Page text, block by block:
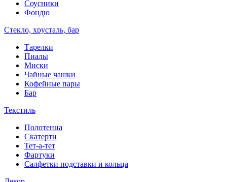
Соусники
Фондю
Стекло, хрусталь, бар
Тарелки
Пиалы
Миски
Чайные чашки
Кофейные пары
Бар
Текстиль
Полотенца
Скатерти
Тет-а-тет
Фартуки
Салфетки подставки и кольца